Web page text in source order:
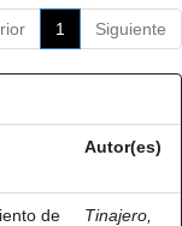
1 Siguiente
Autor(es)
de
Tinajero,